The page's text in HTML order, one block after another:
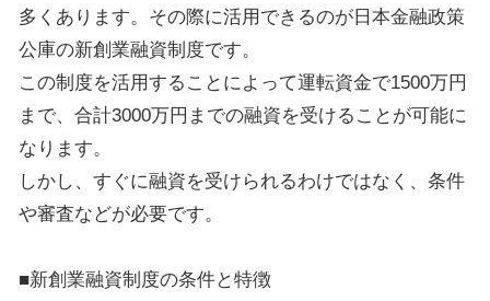
多くあります。その際に活用できるのが日本金融政策
公庫の新創業融資制度です。
この制度を活用することによって運転資金で1500万円
まで、合計3000万円までの融資を受けることが可能に
なります。
しかし、すぐに融資を受けられるわけではなく、条件
や審査などが必要です。
■新創業融資制度の条件と特徴